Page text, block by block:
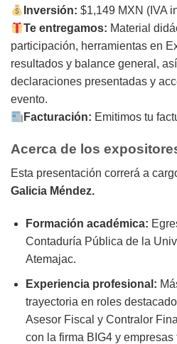
Inversión: $1,149 MXN (IVA
Te entregamos: Material
participación, herramientas en
resultados y balance general,
declaraciones presentadas y
evento.
Facturación: Emitimos tu
Acerca de los
Esta presentación correrá a
Galicia Méndez.
Formación académica:
Contaduría Pública de la
Atemajac.
Experiencia profesional:
trayectoria en roles
Asesor Fiscal y Contralor
con la firma BIG4 y